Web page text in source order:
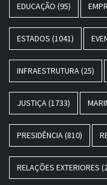
EDUCAÇÃO (95)
ESTADOS (1041)
INFRAESTRUTURA(25)
JUSTIÇA(1733)
PRESIDÊNCIA(810)
RELAÇÕES EXTERIORES